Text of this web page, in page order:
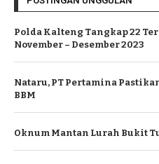
Polda Kalteng Tangkap 22
November – Desember 2023
Nataru, PT Pertamina
BBM
Oknum Mantan Lurah Bukit